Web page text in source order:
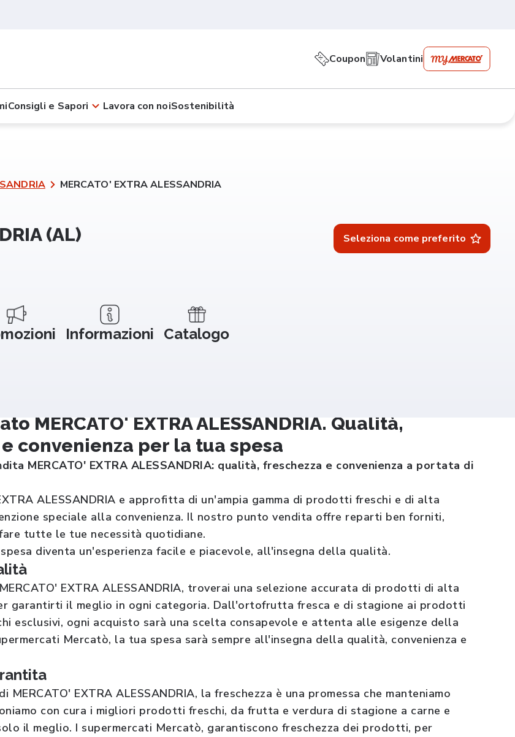
Coupon Volantini
Consigli e Sapori Lavora con noiSostenibilità
MERCATO' EXTRA ALESSANDRIA
(AL) Seleziona come preferito
Informazioni Catalogo
MERCATO' EXTRA ALESSANDRIA. Qualità,
convenienza per la tua spesa
MERCATO' EXTRA ALESSANDRIA: qualità, freschezza e convenienza a portata di
ALESSANDRIA e approfitta di un'ampia gamma di prodotti freschi e di alta
speciale alla convenienza. Il nostro punto vendita offre reparti ben forniti,
tutte le tue necessità quotidiane.
diventa un'esperienza facile e piacevole, all'insegna della qualità.
EXTRA ALESSANDRIA, troverai una selezione accurata di prodotti di alta
garantirti il meglio in ogni categoria. Dall'ortofrutta fresca e di stagione ai prodotti
esclusivi, ogni acquisto sarà una scelta consapevole e attenta alle esigenze della
Mercatò, la tua spesa sarà sempre all'insegna della qualità, convenienza e
MERCATO' EXTRA ALESSANDRIA, la freschezza è una promessa che manteniamo
con cura i migliori prodotti freschi, da frutta e verdura di stagione a carne e
il meglio. I supermercati Mercatò, garantiscono freschezza dei prodotti, per